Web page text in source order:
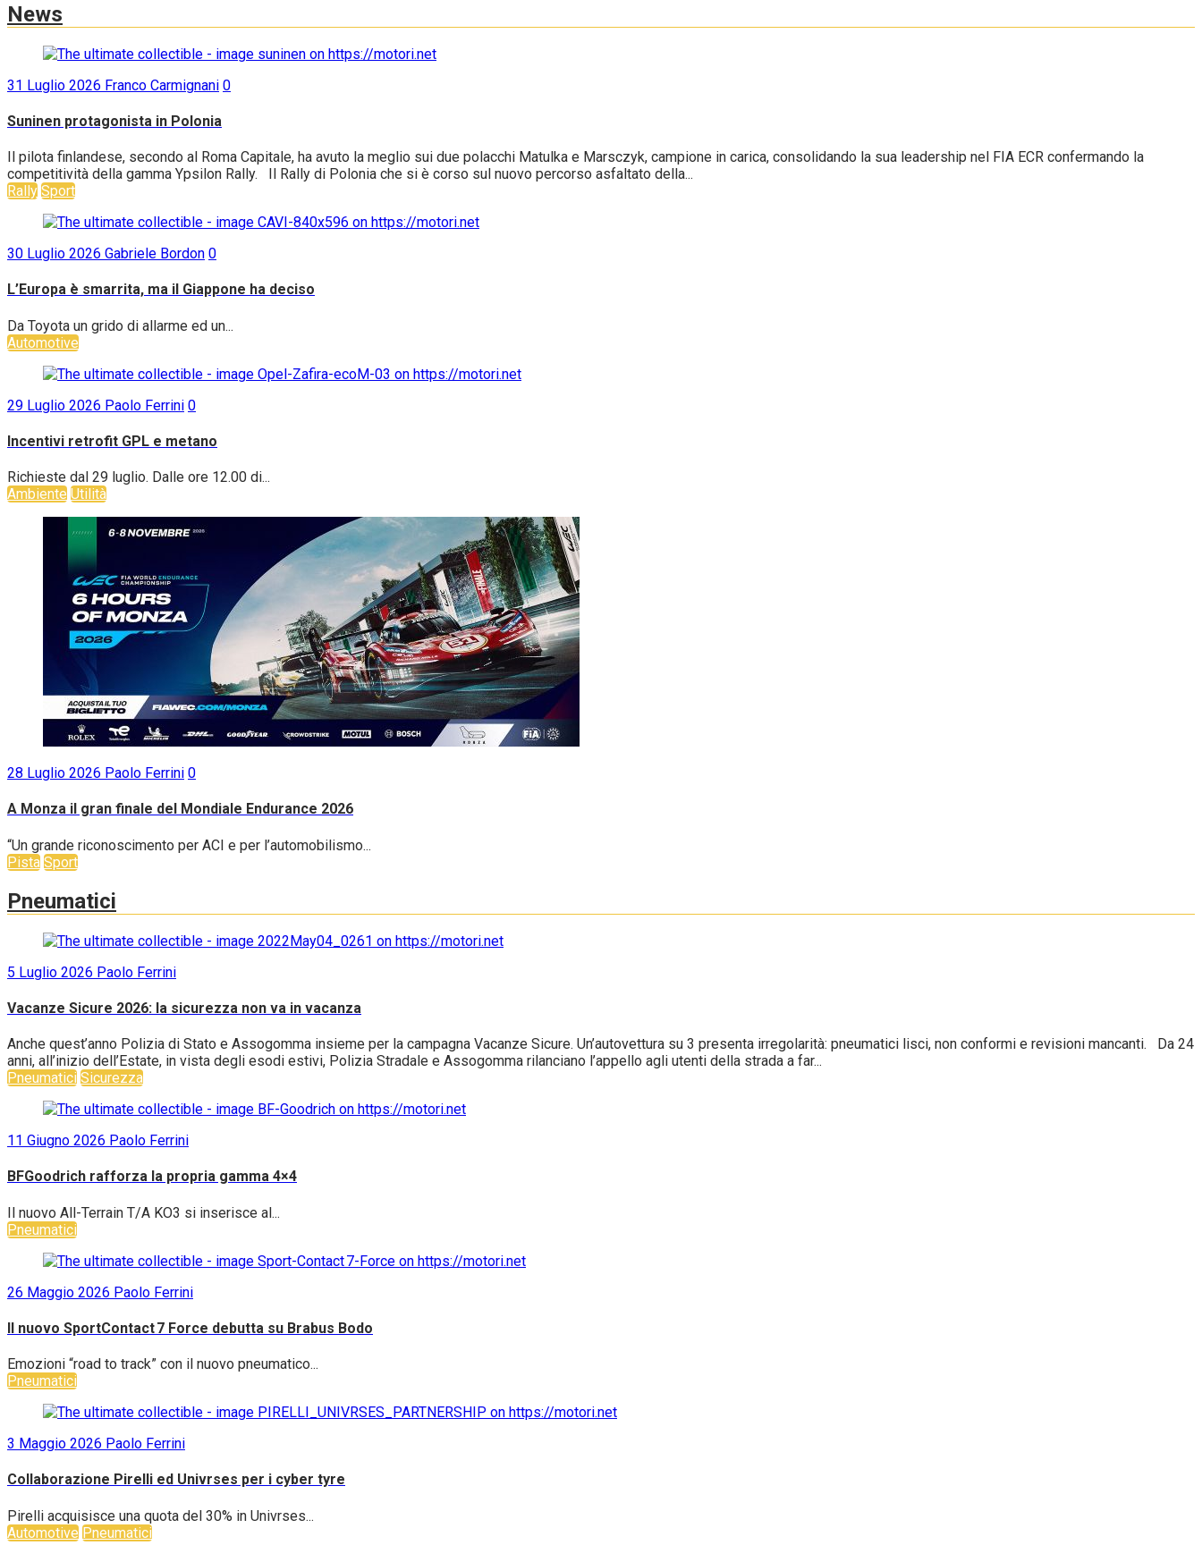
News
31 Luglio 2026 Franco Carmignani 0
Suninen protagonista in Polonia
Il pilota finlandese, secondo al Roma Capitale, ha avuto la meglio sui due polacchi Matulka e Marsczyk, campione in carica, consolidando la sua leadership nel FIA ECR confermando la
competitività della gamma Ypsilon Rally. Il Rally di Polonia che si è corso sul nuovo percorso asfaltato della...
Rally Sport
30 Luglio 2026 Gabriele Bordon 0
L’Europa è smarrita, ma il Giappone ha deciso
Da Toyota un grido di allarme ed un...
Automotive
29 Luglio 2026 Paolo Ferrini 0
Incentivi retrofit GPL e metano
Richieste dal 29 luglio. Dalle ore 12.00 di...
Ambiente Utilità
28 Luglio 2026 Paolo Ferrini 0
A Monza il gran finale del Mondiale Endurance 2026
“Un grande riconoscimento per ACI e per l’automobilismo...
Pista Sport
Pneumatici
5 Luglio 2026 Paolo Ferrini
Vacanze Sicure 2026: la sicurezza non va in vacanza
Anche quest’anno Polizia di Stato e Assogomma insieme per la campagna Vacanze Sicure. Un’autovettura su 3 presenta irregolarità: pneumatici lisci, non conformi e revisioni mancanti. Da 24
anni, all’inizio dell’Estate, in vista degli esodi estivi, Polizia Stradale e Assogomma rilanciano l’appello agli utenti della strada a far...
Pneumatici Sicurezza
11 Giugno 2026 Paolo Ferrini
BFGoodrich rafforza la propria gamma 4×4
Il nuovo All-Terrain T/A KO3 si inserisce al...
Pneumatici
26 Maggio 2026 Paolo Ferrini
Il nuovo SportContact 7 Force debutta su Brabus Bodo
Emozioni “road to track” con il nuovo pneumatico...
Pneumatici
3 Maggio 2026 Paolo Ferrini
Collaborazione Pirelli ed Univrses per i cyber tyre
Pirelli acquisisce una quota del 30% in Univrses...
Automotive Pneumatici